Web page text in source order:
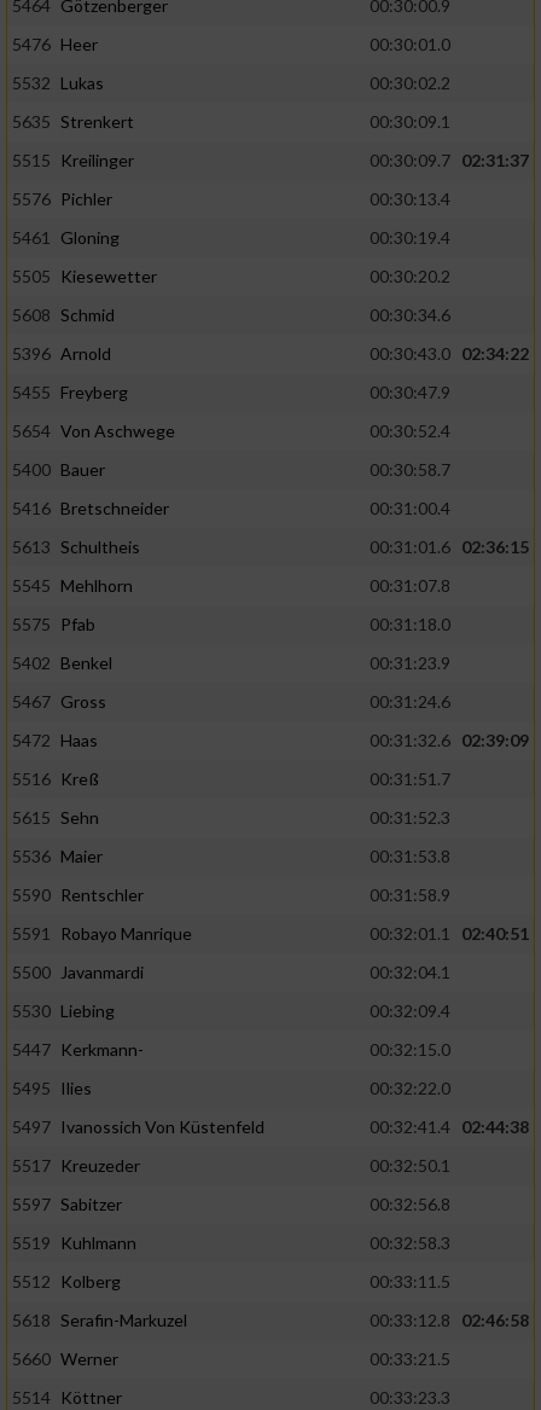
5464 Götzenberger
00:30:00.9
5476 Heer
00:30:01.0
5532 Lukas
00:30:02.2
5635 Strenkert
00:30:09.1
5515
Kreilinger 00:30:09.7 02:31:37
5576 Pichler
00:30:13.4
5461
Gloning
00:30:19.4
5505
Kiesewetter
00:30:20.2
5608 Schmid
00:30:34.6
5396 Arnold 00:30:43.0 02:34:22
5455 Freyberg
00:30:47.9
5654 Von Aschwege
00:30:52.4
5400 Bauer
00:30:58.7
5416 Bretschneider
00:31:00.4
5613 Schultheis 00:31:01.6 02:36:15
5545 Mehlhorn
00:31:07.8
5575
Pfab
00:31:18.0
5402 Benkel
00:31:23.9
5467 Gross
00:31:24.6
5472 Haas 00:31:32.6 02:39:09
5516 Kreß
00:31:51.7
5615 Sehn
00:31:52.3
5536 Maier
00:31:53.8
5590 Rentschler
00:31:58.9
5591
Robayo Manrique 00:32:01.1
02:40:51
5500
Javanmardi
00:32:04.1
5530 Liebing
00:32:09.4
5447 Kerkmann-
00:32:15.0
5495
Ilies
00:32:22.0
5497 Ivanossich Von Küstenfeld 00:32:41.4 02:44:38
5517 Kreuzeder
00:32:50.1
5597 Sabitzer
00:32:56.8
5519
Kuhlmann
00:32:58.3
5512
Kolberg
00:33:11.5
5618 Serafin-Markuzel 00:33:12.8
02:46:58
5660 Werner
00:33:21.5
5514 Köttner
00:33:23.3